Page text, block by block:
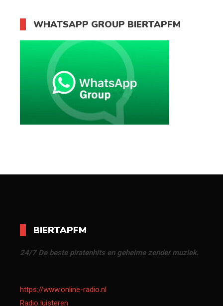
WHATSAPP GROUP BIERTAPFM
BIERTAPFM
24/7 De beste piratenhits en geheime zender muziek.
https://www.online-radio.nl
Radio luisteren